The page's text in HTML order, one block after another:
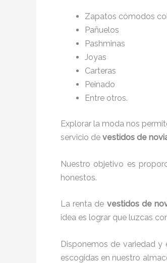
Zapatos cómodos
Pañuelos
Pashminas
Joyas
Carteras
Peinado
Entre otros.
Explorar la moda nos
servicio de vestidos de
Nuestro objetivo es
honestos.
La renta de vestidos de
idea es lograr que luzcas
Disponemos de variedad
escogidas en nuestro